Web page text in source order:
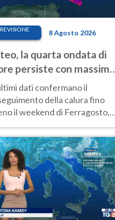
8 Agosto 2026
la quarta ondata di
persiste con massime
molto elevate
dati confermano il
della calura fino
il weekend di Ferragosto,
prossima